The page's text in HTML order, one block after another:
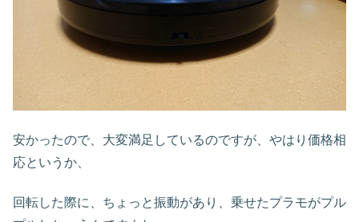
安かったので、大変満足しているのですが、やはり価格相
応というか、
回転した際に、ちょっと振動があり、乗せたプラモがプル